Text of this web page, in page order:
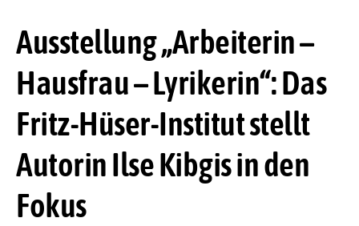
Ausstellung „Arbeiterin –
Hausfrau – Lyrikerin“: Das
Fritz-Hüser-Institut stellt
Autorin Ilse Kibgis in den
Fokus